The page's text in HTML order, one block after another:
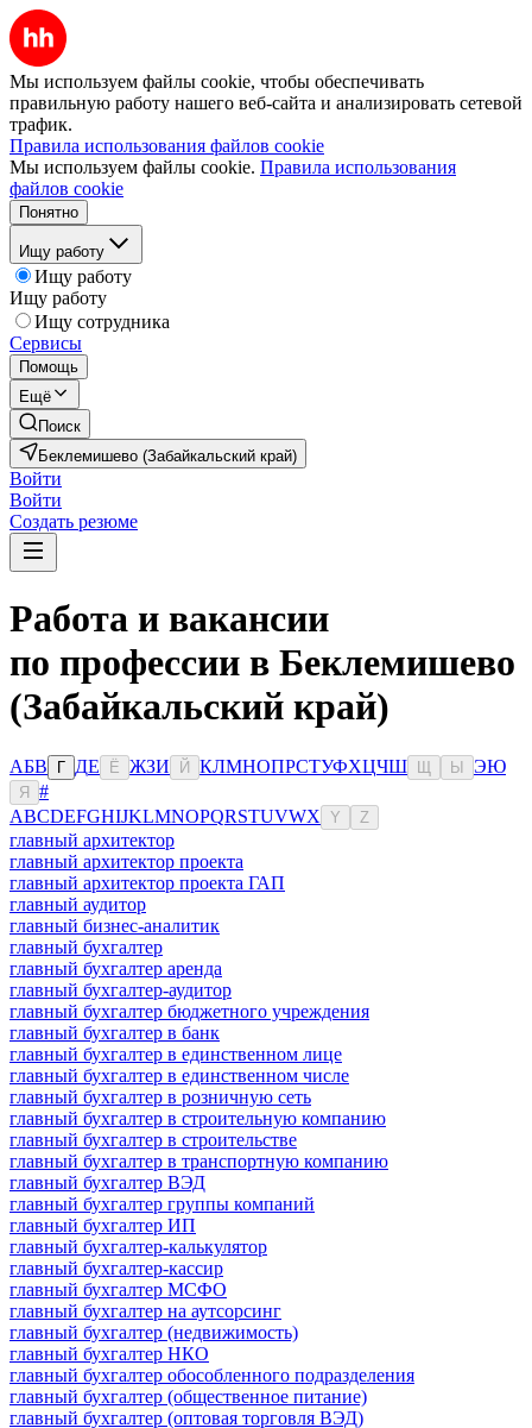
Мы используем файлы cookie, чтобы обеспечивать
правильную работу нашего веб-сайта и анализировать сетевой
трафик.
Правила использования файлов cookie
Мы используем файлы cookie. Правила использования
файлов cookie
Понятно
Ищу работу
Ищу работу
Ищу работу
Ищу сотрудника
Сервисы
Помощь
Ещё
Поиск
Беклемишево (Забайкальский край)
Войти
Войти
Создать резюме
Работа и вакансии
по профессии в Беклемишево
(Забайкальский край)
АБВ Г ДЕ Ё ЖЗИ Й КЛМНОПРСТУФХЦЧШ Ы ЭЮ
Я
#
ABCDEFGHIJKLMNOPQRSTUVWX Y Z
главный архитектор
главный архитектор проекта
главный архитектор проекта ГАП
главный аудитор
главный бизнес-аналитик
главный бухгалтер
главный бухгалтер аренда
главный бухгалтер-аудитор
главный бухгалтер бюджетного учреждения
главный бухгалтер в банк
главный бухгалтер в единственном лице
главный бухгалтер в единственном числе
главный бухгалтер в розничную сеть
главный бухгалтер в строительную компанию
главный бухгалтер в строительстве
главный бухгалтер в транспортную компанию
главный бухгалтер ВЭД
главный бухгалтер группы компаний
главный бухгалтер ИП
главный бухгалтер-калькулятор
главный бухгалтер-кассир
главный бухгалтер МСФО
главный бухгалтер на аутсорсинг
главный бухгалтер (недвижимость)
главный бухгалтер НКО
главный бухгалтер обособленного подразделения
главный бухгалтер (общественное питание)
главный бухгалтер (оптовая торговля ВЭД)